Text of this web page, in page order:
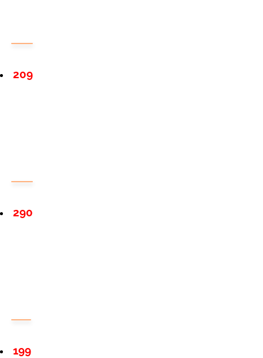
209
290
199